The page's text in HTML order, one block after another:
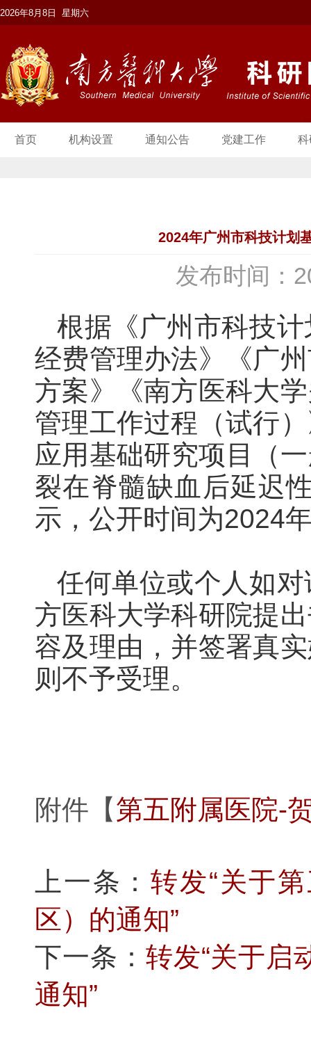
2026年8月8日 星期六
首页 机构设置 通知公告 党建工作 科
2024年广州市科技计划
发布时间：
根据《广州市科技
经费管理办法》《广
方案》《南方医科大
管理工作过程（试行
应用基础研究项目（
裂在脊髓缺血后延迟
示，公开时间为2024
任何单位或个人如
方医科大学科研院提
容及理由，并签署真
则不予受理。
附件【第五附属医院-
上一条：转发“关于
区）的通知”
下一条： 转发“关于启
通知”